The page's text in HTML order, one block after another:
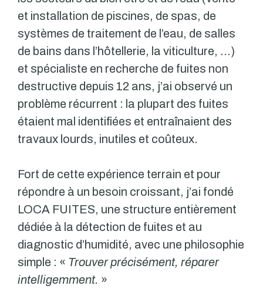
et installation de piscines, de spas, de
systèmes de traitement de l’eau, de salles
de bains dans l’hôtellerie, la viticulture, …)
et spécialiste en recherche de fuites non
destructive depuis 12 ans, j’ai observé un
problème récurrent : la plupart des fuites
étaient mal identifiées et entraînaient des
travaux lourds, inutiles et coûteux.
Fort de cette expérience terrain et pour
répondre à un besoin croissant, j’ai fondé
LOCA FUITES, une structure entièrement
dédiée à la détection de fuites et au
diagnostic d’humidité, avec une philosophie
simple : « Trouver précisément, réparer
intelligemment. »